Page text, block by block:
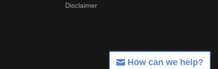
Disclaimer
How can we help?